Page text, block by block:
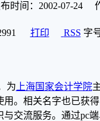
时间：2002-07-24
打印 RSS 字
为 上海国家会计学院
用。相关名字也已获
交流服务。通过pc